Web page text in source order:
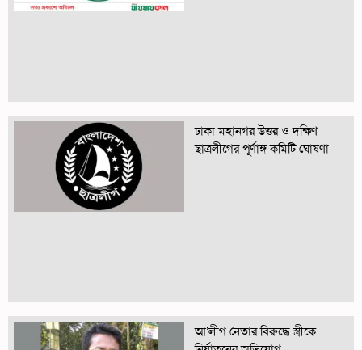
ঢাকা মহানগর উত্তর ও দক্ষিণ
ছাত্রলীগের পূর্ণাঙ্গ কমিটি ঘোষণা
আ’লীগ নেতার বিরুদ্ধে স্ত্রীকে